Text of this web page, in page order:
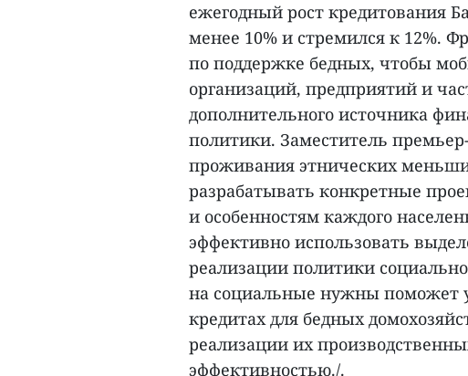
ежегодный рост кредитования
менее 10% и стремился к 12%.
по поддержке бедных, чтобы
организаций, предприятий и
дополнительного источника
политики. Заместитель
проживания этнических
разрабатывать конкретные
и особенностям каждого
эффективно использовать
реализации политики
на социальные нужны поможет
кредитах для бедных
реализации их
эффективностью./.